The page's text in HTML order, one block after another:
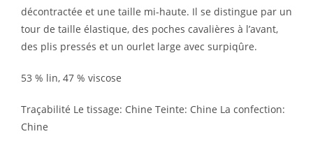
décontractée et une taille mi-haute. Il se distingue par un
tour de taille élastique, des poches cavalières à l’avant,
des plis pressés et un ourlet large avec surpiqûre.
53 % lin, 47 % viscose
Traçabilité Le tissage: Chine Teinte: Chine La confection:
Chine